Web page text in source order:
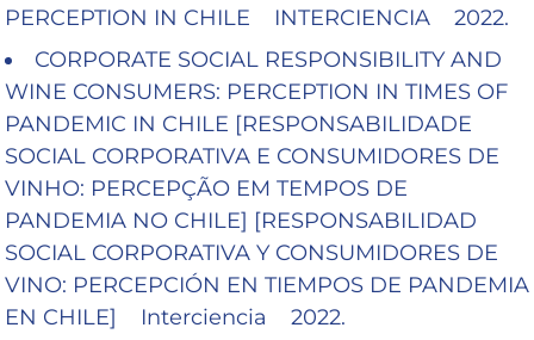
PERCEPTION IN CHILE INTERCIENCIA 2022.
CORPORATE SOCIAL RESPONSIBILITY AND
WINE CONSUMERS: PERCEPTION IN TIMES OF
PANDEMIC IN CHILE [RESPONSABILIDADE
SOCIAL CORPORATIVA E CONSUMIDORES DE
VINHO: PERCEPÇÃO EM TEMPOS DE
PANDEMIA NO CHILE] [RESPONSABILIDAD
SOCIAL CORPORATIVA Y CONSUMIDORES DE
VINO: PERCEPCIÓN EN TIEMPOS DE PANDEMIA
EN CHILE] Interciencia 2022.